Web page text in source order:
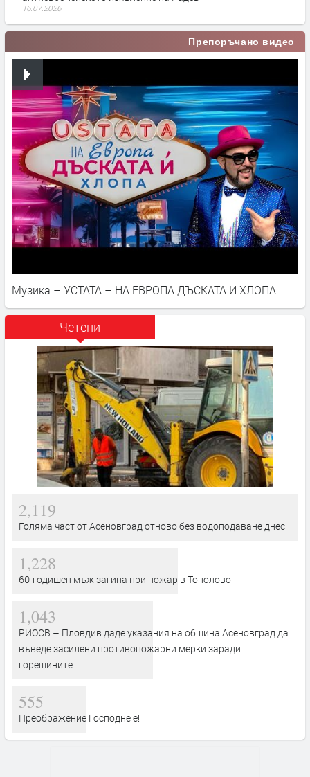
16.07.2026
Препоръчано видео
Музика – УСТАТА – НА ЕВРОПА ДЪСКАТА И ХЛОПА
Четени
2,119
Голяма част от Асеновград отново без водоподаване днес
1,228
60-годишен мъж загина при пожар в Тополово
1,043
РИОСВ – Пловдив даде указания на община Асеновград да
въведе засилени противопожарни мерки заради
горещините
555
Преображение Господне е!